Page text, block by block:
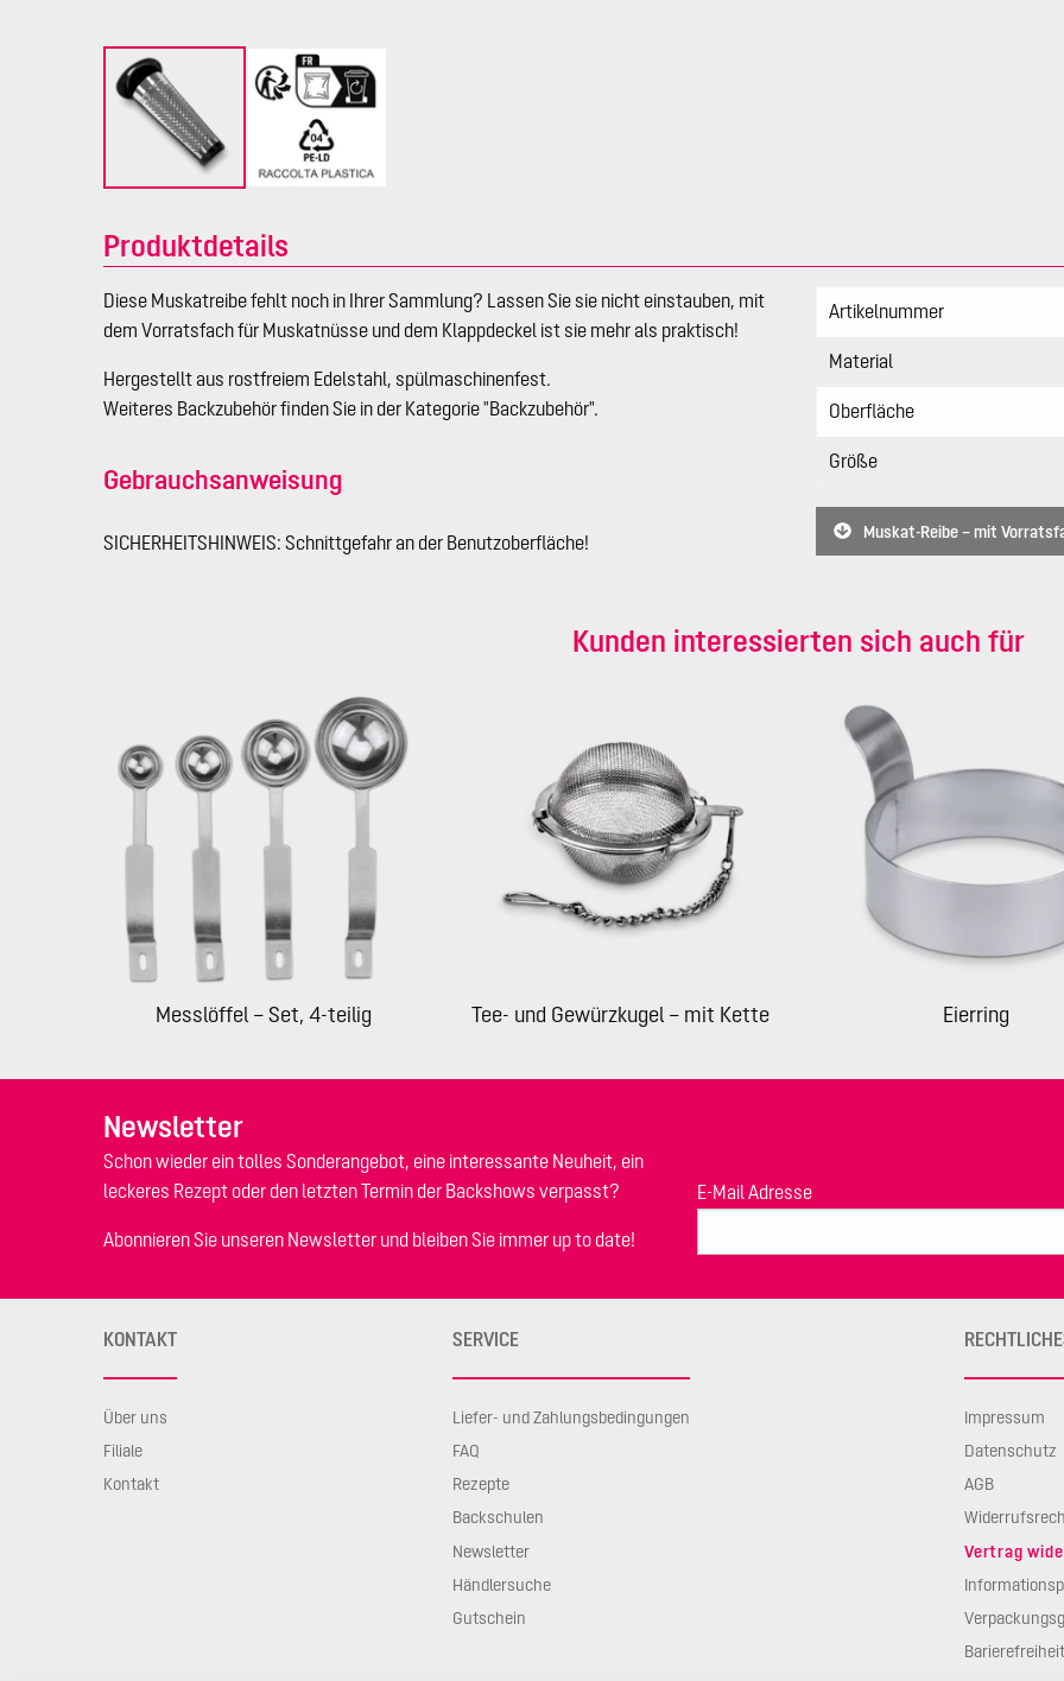
Produktdetails
Diese Muskatreibe fehlt noch in Ihrer Sammlung? Lassen Sie sie nicht einstauben, mit
dem Vorratsfach für Muskatnüsse und dem Klappdeckel ist sie mehr als praktisch!
Hergestellt aus rostfreiem Edelstahl, spülmaschinenfest.
Weiteres Backzubehör finden Sie in der Kategorie "Backzubehör".
Gebrauchsanweisung
SICHERHEITSHINWEIS: Schnittgefahr an der Benutzoberfläche!
Artikelnummer
Material
Oberfläche
Größe
Muskat-Reibe – mit
Kunden interessierten sich auch für
Messlöffel – Set, 4-teilig Tee- und Gewürzkugel – mit Kette Eierring
Newsletter
Schon wieder ein tolles Sonderangebot, eine interessante Neuheit, ein
leckeres Rezept oder den letzten Termin der Backshows verpasst?
Abonnieren Sie unseren Newsletter und bleiben Sie immer up to date!
E-Mail Adresse
KONTAKT
Über uns
Filiale
Kontakt
SERVICE
Liefer- und Zahlungsbedingungen
FAQ
Rezepte
Backschulen
Newsletter
Händlersuche
Gutschein
Impressum
Datenschutz
AGB
Vertrag
Barierefreiheit